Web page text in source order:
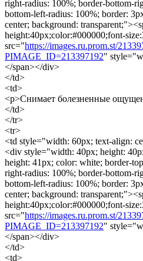
right-radius: 100%; border-bottom-
bottom-left-radius: 100%; border:
center; background:
height:40px;color:#000000;font-
src="https://images.ru.prom.st/
PIMAGE_ID=213397192"
</span></div>
</td>
<td>
<p>Снимает болезненные
</td>
</tr>
<tr>
<td style="width: 60px; text-align:
<div style="width: 40px; height:
height: 41px; color: white; border-
right-radius: 100%; border-bottom-
bottom-left-radius: 100%; border:
center; background:
height:40px;color:#000000;font-
src="https://images.ru.prom.st/
PIMAGE_ID=213397192"
</span></div>
</td>
<td>